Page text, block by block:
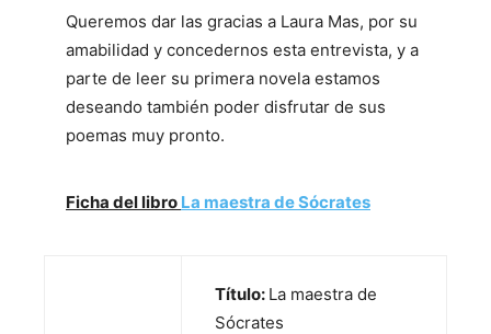
Queremos dar las gracias a Laura Mas, por su
amabilidad y concedernos esta entrevista, y a
parte de leer su primera novela estamos
deseando también poder disfrutar de sus
poemas muy pronto.
Ficha del libro La maestra de Sócrates
Título: La maestra de
Sócrates